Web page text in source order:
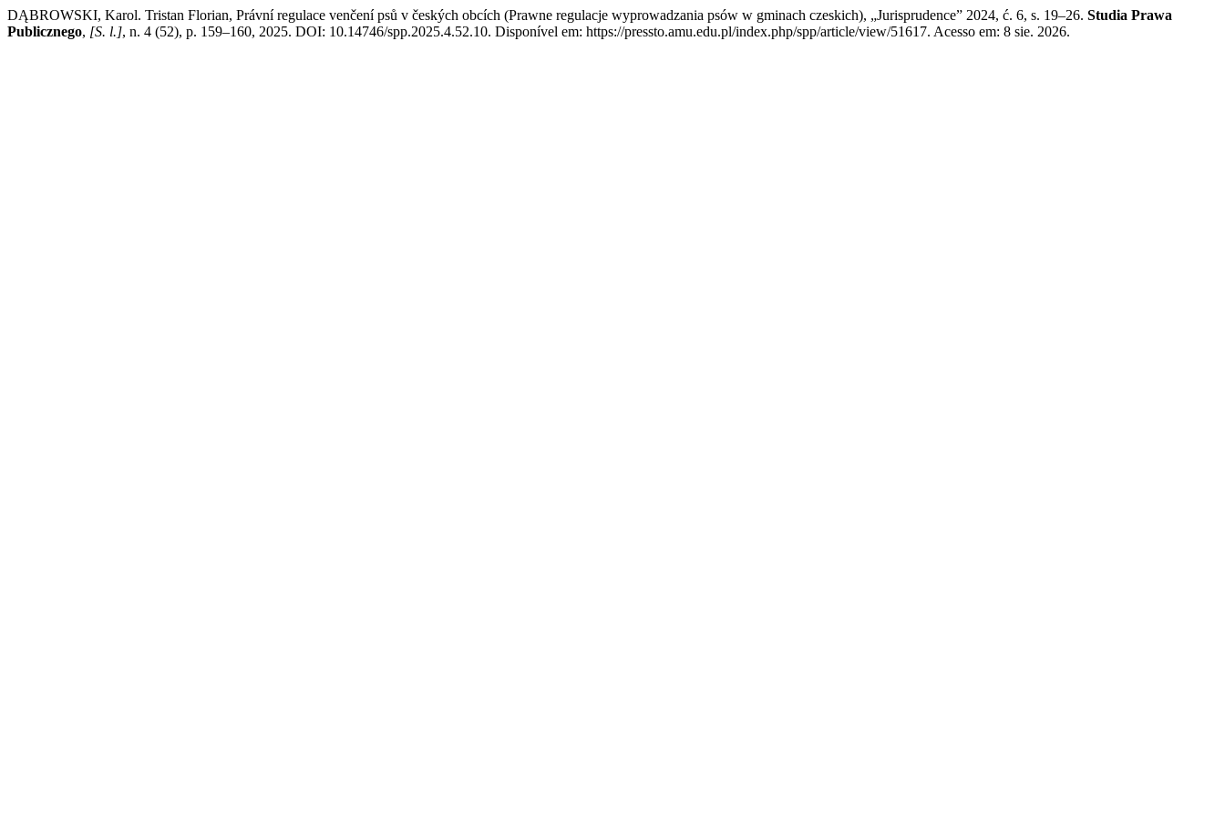
DĄBROWSKI, Karol. Tristan Florian, Právní regulace venčení psů v českých obcích (Prawne regulacje wyprowadzania psów w gminach czeskich), „Jurisprudence” 2024, ć. 6, s. 19–26. Studia Prawa
Publicznego, [S. l.], n. 4 (52), p. 159–160, 2025. DOI: 10.14746/spp.2025.4.52.10. Disponível em: https://pressto.amu.edu.pl/index.php/spp/article/view/51617. Acesso em: 8 sie. 2026.